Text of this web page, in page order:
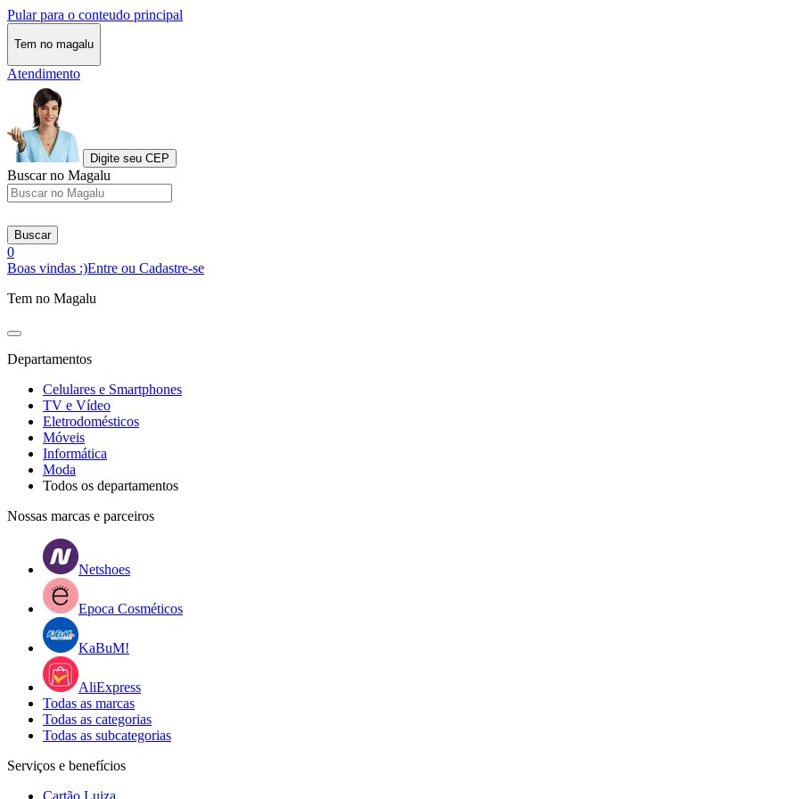
Pular para o conteudo principal
Tem no magalu
Atendimento
Digite seu CEP
Buscar no Magalu
Buscar
0
Boas vindas :)Entre ou Cadastre-se
Tem no Magalu
Departamentos
Celulares e Smartphones
TV e Vídeo
Eletrodomésticos
Móveis
Informática
Moda
Todos os departamentos
Nossas marcas e parceiros
Netshoes
Epoca Cosméticos
KaBuM!
AliExpress
Todas as marcas
Todas as categorias
Todas as subcategorias
Serviços e benefícios
Cartão Luiza